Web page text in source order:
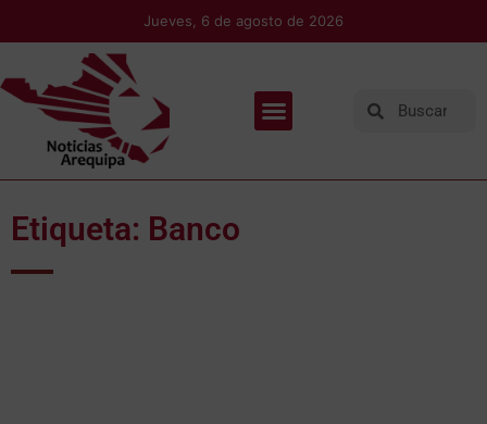
Jueves, 6 de agosto de 2026
Etiqueta: Banco